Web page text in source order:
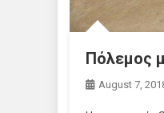
Πόλεμος
August 7,